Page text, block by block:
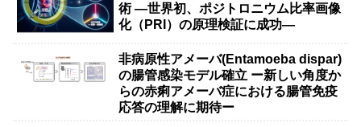
術 ―世界初、ポジトロニウム比率画像
化（PRI）の原理検証に成功―
非病原性アメーバ(Entamoeba dispar)
の腸管感染モデル確立 ー新しい角度か
らの赤痢アメーバ症における腸管免疫
応答の理解に期待ー